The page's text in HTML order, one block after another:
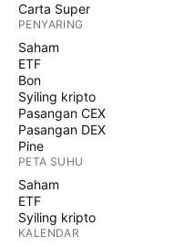
Carta Super
PENYARING
Saham
ETF
Bon
Syiling kripto
Pasangan CEX
Pasangan DEX
Pine
PETA SUHU
Saham
ETF
Syiling kripto
KALENDAR